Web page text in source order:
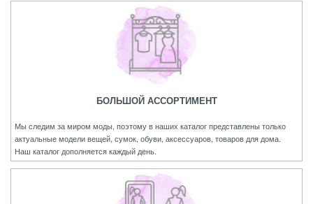
БОЛЬШОЙ АССОРТИМЕНТ
Мы следим за миром моды, поэтому в наших каталог представлены только
актуальные модели вещей, сумок, обуви, аксессуаров, товаров для дома.
Наш каталог дополняется каждый день.